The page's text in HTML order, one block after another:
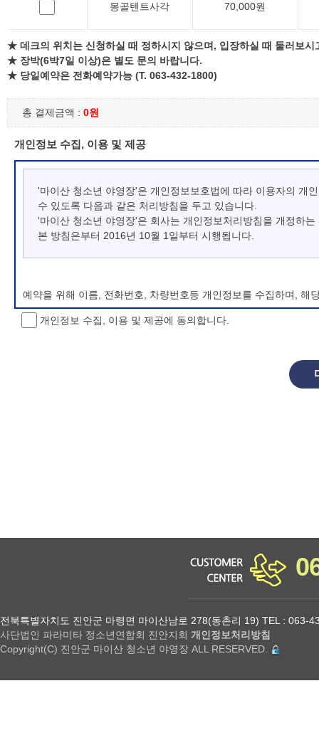
몽골텐트사각 70,000원
★ 데크의 위치는 신청하실 때 정하시지 않으며, 입장하실 때 둘러보시
★ 장박(6박7일 이상)은 별도 문의 바랍니다.
★ 당일예약은 전화예약가능 (T. 063-432-1800)
총 결제금액 : 0원
개인정보 수집, 이용 및 제공
'마이산 청소년 야영장'은 개인정보보호법에 따라 이용자의 개
수 있도록 다음과 같은 처리방침을 두고 있습니다.
'마이산 청소년 야영장'은 회사는 개인정보처리방침을 개정하
본 방침은부터 2016년 10월 1일부터 시행됩니다.
예약을 위해 이름, 전화번호, 차량번호등 개인정보를 수집하며, 해
개인정보 처리방침 변경
개인정보 수집, 이용 및 제공에 동의합니다.
전북특별자치도 진안군 마령면 마이산남로 278(동촌리 19) TEL : 063-
사단법인 파라미타 정소년연합회 진안지회 개인정보처리방침
Copyright(C) 진안군 마이산 청소년 야영장 ALL RESERVED.